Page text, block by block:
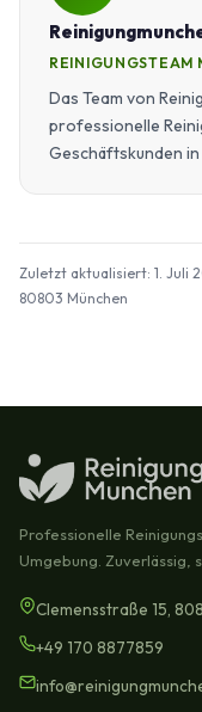
REINIGUNGSTEAM
Das Team von
professionelle
Geschäftskunden in
Zuletzt aktualisiert: 1. Juli
80803 München
Professionelle
Umgebung. Zuverlässig,
Clemensstraße 15,
+49 170 8877859